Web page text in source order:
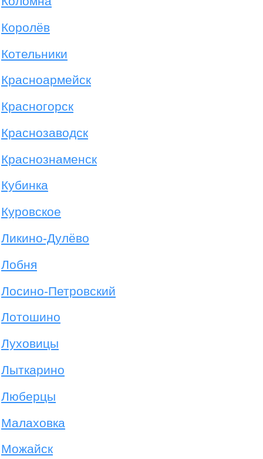
Королёв
Котельники
Красноармейск
Красногорск
Краснозаводск
Краснознаменск
Кубинка
Куровское
Ликино-Дулёво
Лобня
Лосино-Петровский
Лотошино
Луховицы
Лыткарино
Люберцы
Малаховка
Можайск